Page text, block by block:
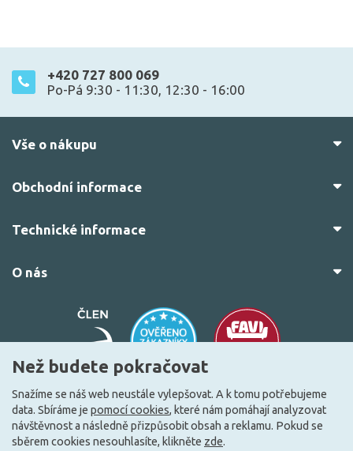
+420 727 800 069
Po-Pá 9:30 - 11:30, 12:30 - 16:00
Vše o nákupu
Obchodní informace
Technické informace
O nás
© 2010–2026 Všechna práva vyhrazena. žárovky.cz
VytvořiloFEO.cz
Než budete pokračovat
Snažíme se náš web neustále vylepšovat. A k tomu potřebujeme
data. Sbíráme je pomocí cookies, které nám pomáhají analyzovat
návštěvnost a následně přizpůsobit obsah a reklamu. Pokud se
sběrem cookies nesouhlasíte, klikněte zde.